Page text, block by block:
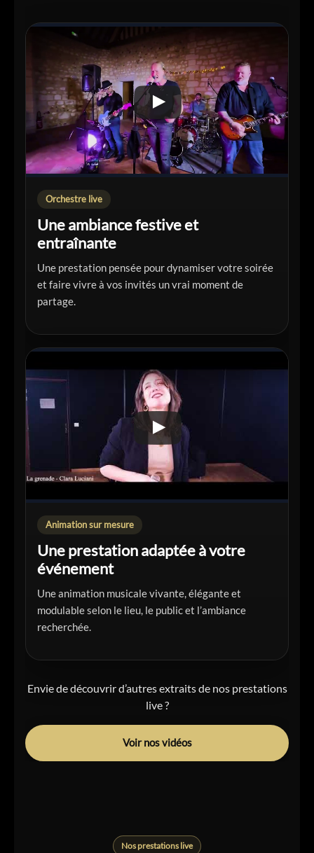
Orchestre live
Une ambiance festive et
entraînante
Une prestation pensée pour dynamiser votre soirée
et faire vivre à vos invités un vrai moment de
partage.
Animation sur mesure
Une prestation adaptée à votre
événement
Une animation musicale vivante, élégante et
modulable selon le lieu, le public et l’ambiance
recherchée.
Envie de découvrir d’autres extraits de nos prestations
live ?
Voir nos vidéos
Nos prestations live